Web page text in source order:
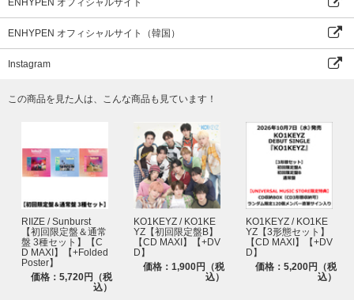
ENHYPEN オフィシャルサイト（韓国）
Instagram
この商品を見た人は、こんな商品も見ています！
RIIZE / Sunburst
【初回限定盤＆通常
盤 3種セット】【C
D MAXI】【+Folded
Poster】
価格：5,720円（税
込）
KO1KEYZ / KO1KE
YZ【初回限定盤B】
【CD MAXI】【+DV
D】
価格：1,900円（税
込）
KO1KEYZ / KO1KE
YZ【3形態セット】
【CD MAXI】【+DV
D】
価格：5,200円（税
込）